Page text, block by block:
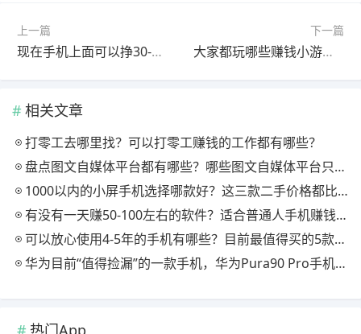
上一篇
现在手机上面可以挣30-50的小游戏有哪些？我找到五款你玩么？
下一篇
大家都玩哪些赚钱小游戏？这六个每天能挣30~50小游戏分享给大家
相关文章
打零工去哪里找？可以打零工赚钱的工作都有哪些？
盘点图文自媒体平台都有哪些？哪些图文自媒体平台只要发文章就可以赚钱？
1000以内的小屏手机选择哪款好？这三款二手价格都比较低？
有没有一天赚50-100左右的软件？适合普通人手机赚钱的软件分享
可以放心使用4-5年的手机有哪些？目前最值得买的5款手机，用四年都不卡！
华为目前“值得捡漏”的一款手机，华为Pura90 Pro手机怎么样？
热门App